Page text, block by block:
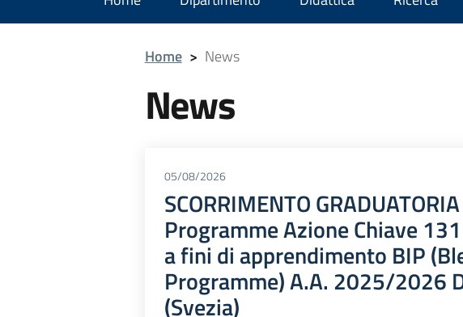
Home > News
News
05/08/2026
SCORRIMENTO
Programme Azione Chiave
a fini di apprendimento BIP
Programme) A.A. 2025/2026
(Svezia)